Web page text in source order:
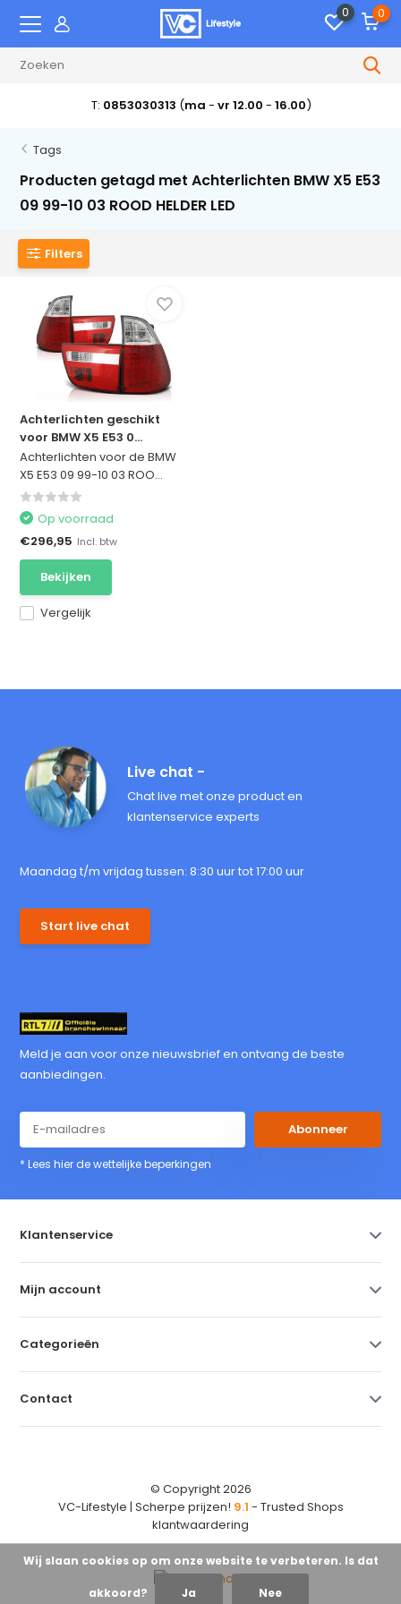
0 0
T: 0853030313 (ma - vr 12.00 - 16.00)
Tags
Producten getagd met Achterlichten BMW X5 E53
09 99-10 03 ROOD HELDER LED
Filters
Achterlichten geschikt
voor BMW X5 E53 0...
Achterlichten voor de BMW
X5 E53 09 99-10 03 ROO...
Vergelijk
Op voorraad
€296,95 Incl. btw
Bekijken
Live chat -
Chat live met onze product en
klantenservice experts
Maandag t/m vrijdag tussen: 8:30 uur tot 17:00 uur
Start live chat
Meld je aan voor onze nieuwsbrief en ontvang de beste
aanbiedingen.
Abonneer
* Lees hier de wettelijke beperkingen
Klantenservice
Mijn account
Categorieën
Contact
© Copyright 2026
VC-Lifestyle | Scherpe prijzen! 9.1 - Trusted Shops
klantwaardering
Wij slaan cookies op om onze website te verbeteren. Is dat
akkoord? Ja Nee